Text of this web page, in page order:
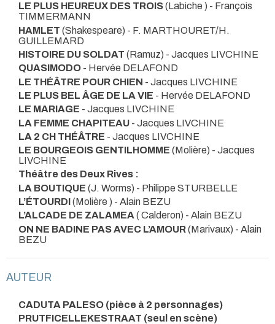
LE PLUS HEUREUX DES TROIS(Labiche ) - François
TIMMERMANN
HAMLET (Shakespeare) - F. MARTHOURET/H.
GUILLEMARD
HISTOIRE DU SOLDAT (Ramuz) - Jacques LIVCHINE
QUASIMODO - Hervée DELAFOND
LE THÉÂTRE POUR CHIEN - Jacques LIVCHINE
LE PLUS BEL ÂGE DE LA VIE - Hervée DELAFOND
LE MARIAGE - Jacques LIVCHINE
LA FEMME CHAPITEAU - Jacques LIVCHINE
LA 2 CH THÉÂTRE - Jacques LIVCHINE
LE BOURGEOIS GENTILHOMME (Molière) - Jacques
LIVCHINE
Théâtre des Deux Rives :
LA BOUTIQUE (J. Worms) - Philippe STURBELLE
L’ÉTOURDI(Molière ) - Alain BEZU
L’ALCADE DE ZALAMEA ( Calderon) - Alain BEZU
ON NE BADINE PAS AVEC L’AMOUR(Marivaux) - Alain
BEZU
AUTEUR
CADUTA PALESO (pièce à 2 personnages)
PRUTFICELLEKESTRAAT (seul en scène)